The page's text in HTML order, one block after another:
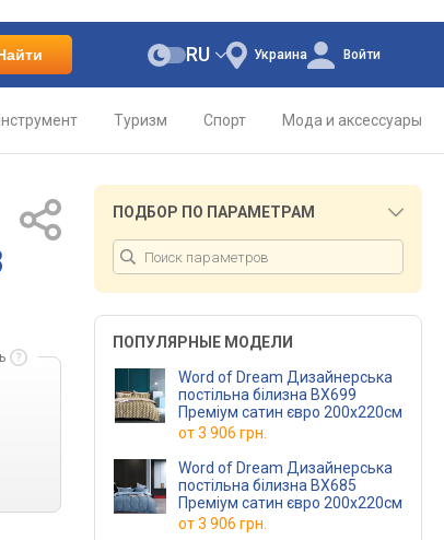
Украина
RU Войти
Туризм Спорт Мода и аксессуары
ПОДБОР ПО ПАРАМЕТРАМ
ПОПУЛЯРНЫЕ МОДЕЛИ
Word of Dream Дизайнерська
постільна білизна ВХ699
Преміум сатин євро 200х220см
от3 906 грн.
Word of Dream Дизайнерська
постільна білизна ВХ685
Преміум сатин євро 200х220см
от3 906 грн.